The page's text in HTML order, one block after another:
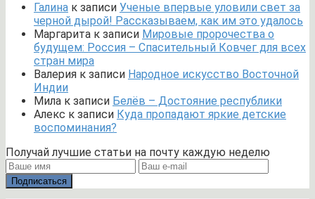
Галина к записи Ученые впервые уловили свет за
черной дырой! Рассказываем, как им это удалось
Маргарита к записи Мировые пророчества о
будущем: Россия – Спасительный Ковчег для всех
стран мира
Валерия к записи Народное искусство Восточной
Индии
Мила к записи Белёв – Достояние республики
Алекс к записи Куда пропадают яркие детские
воспоминания?
Получай лучшие статьи на почту каждую неделю
Подписаться